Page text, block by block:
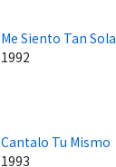
Me Siento Tan Sola
1992
Cantalo Tu Mismo
1993